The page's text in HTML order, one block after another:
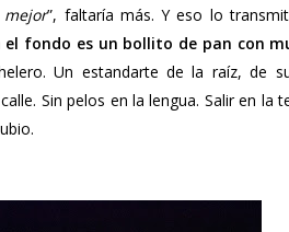
”, faltaría más. Y eso lo
fondo es un bollito de pan con
Un estandarte de la raíz, de
Sin pelos en la lengua. Salir en la